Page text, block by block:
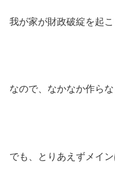
我が家が財政破綻を起
なので、なかなか作ら
でも、とりあえずメイ